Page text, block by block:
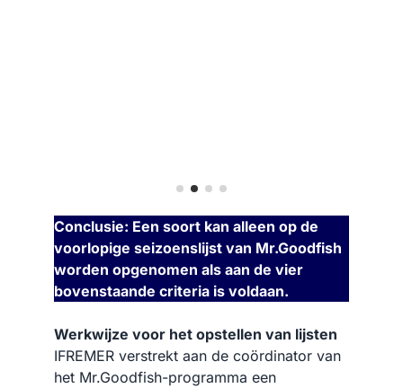
Conclusie: Een soort kan alleen op de
voorlopige seizoenslijst van Mr.Goodfish
worden opgenomen als aan de vier
bovenstaande criteria is voldaan.
Werkwijze voor het opstellen van lijsten
IFREMER verstrekt aan de coördinator van
het Mr.Goodfish-programma een